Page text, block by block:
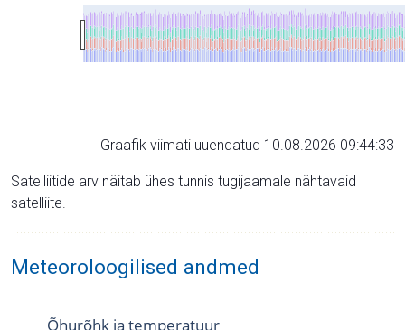
Graafik viimati uuendatud 10.08.2026 09:44:33
Satelliitide arv näitab ühes tunnis tugijaamale nähtavaid
satelliite.
Meteoroloogilised andmed
Õhurõhk ja temperatuur